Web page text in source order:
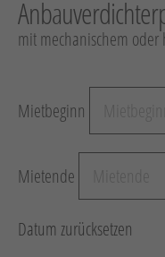
mit mechanischem
Mietbeginn
Mietende
Datum zurücksetzen